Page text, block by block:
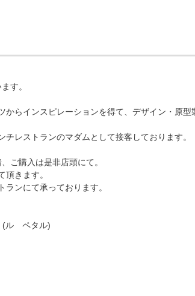
す。
らインスピレーションを得て、デザイン・原型
レストランのマダムとして接客しております。
ご購入は是非店頭にて。
きます。
ンにて承っております。
(ル ペタル)